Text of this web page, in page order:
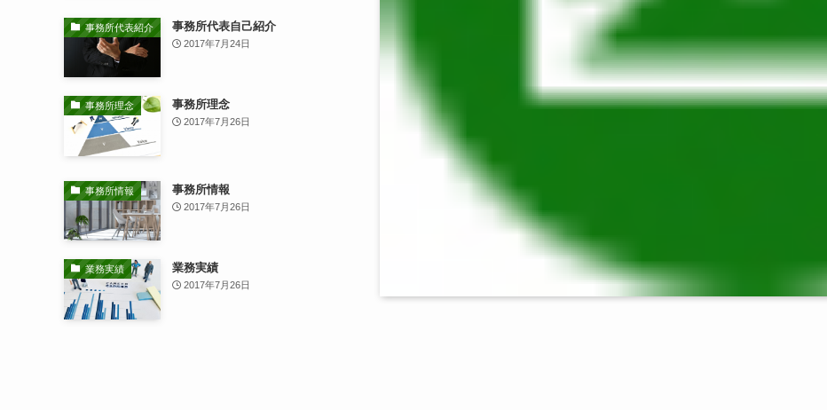
事務所代表紹介 事務所代表自己紹介
2017年7月24日
事務所理念 事務所理念
2017年7月26日
事務所情報 事務所情報
2017年7月26日
業務実績 業務実績
2017年7月26日